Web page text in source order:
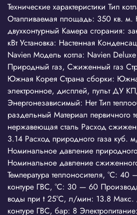
Технические характеристики Тип
Отапливаемая площадь: 350 кв. м.
двухконтурный Камера сгорания:
кВт Установка: Настенная
Navien Модель котла: Navien
Природный газ, Сжиженный газ
Южная Корея Страна сборки:
электронное, дисплей, пульт ДУ
Энергонезависимый: Нет Тип
раздельный Материал первичного
нержавеющая сталь Расход
3.14 Расход природного газа куб.
Номинальное давление
Номинальное давление
Температура теплоносителя, °С: 40
контуре ГВС, °С: 30 — 60
воды при t 25°C, л/мин: 13.8 Макс.
контуре ГВС, бар: 8